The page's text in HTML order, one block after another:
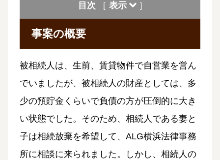
目次 [ 表示 ]
事案の概要
被相続人は、生前、賃貸物件で自営業を営ん
でいましたが、被相続人の財産としては、多
少の預貯金くらいで負債の方が圧倒的に大き
い状態でした。そのため、相続人である妻と
子は相続放棄を希望して、ALG横浜法律事務
所に相談に来られました。しかし、相続人の